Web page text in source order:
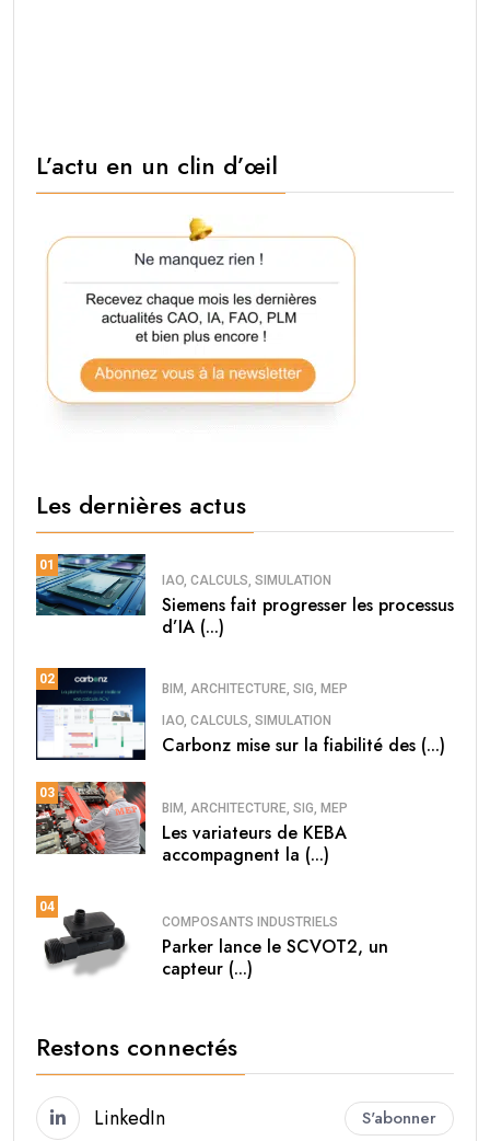
L’actu en un clin d’œil
Les dernières actus
01
IAO, CALCULS, SIMULATION
Siemens fait progresser les processus
d’IA (...)
02
BIM, ARCHITECTURE, SIG, MEP
IAO, CALCULS, SIMULATION
Carbonz mise sur la fiabilité des (...)
03
BIM, ARCHITECTURE, SIG, MEP
Les variateurs de KEBA
accompagnent la (...)
04
COMPOSANTS INDUSTRIELS
Parker lance le SCVOT2, un
capteur (...)
Restons connectés
LinkedIn S'abonner